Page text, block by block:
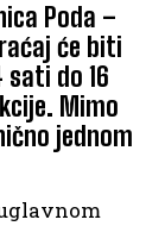
Poda –
će biti
sati do 16
Mimo
jednom